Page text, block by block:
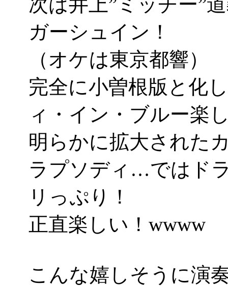
ガーシュイン！
（オケは東京都響）
完全に小曽根版と化
ィ・イン・ブルー楽
明らかに拡大された
ラプソディ…ではド
リっぷり！
正直楽しい！wwww
こんな嬉しそうに演